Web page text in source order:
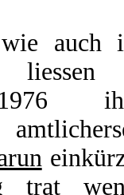
auch
liessen
trat